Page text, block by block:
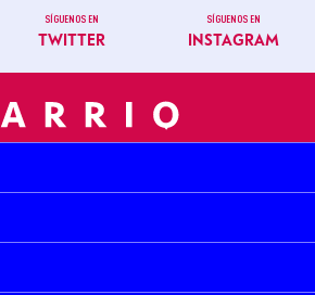
SÍGUENOS EN
TWITTER
SÍGUENOS EN
INSTAGRAM